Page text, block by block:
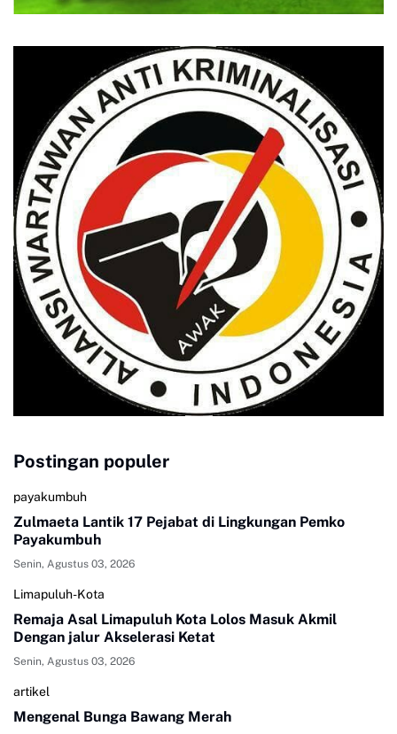
Postingan populer
payakumbuh
Zulmaeta Lantik 17 Pejabat di Lingkungan Pemko
Payakumbuh
Senin, Agustus 03, 2026
Limapuluh-Kota
Remaja Asal Limapuluh Kota Lolos Masuk Akmil
Dengan jalur Akselerasi Ketat
Senin, Agustus 03, 2026
artikel
Mengenal Bunga Bawang Merah